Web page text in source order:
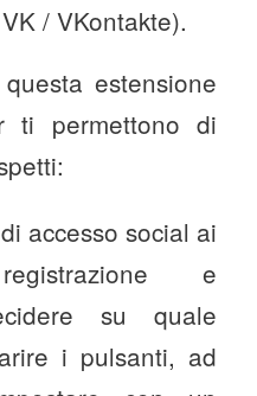
/ VKontakte).
estensione
ti permettono di
accesso social ai
e
su quale
i pulsanti, ad